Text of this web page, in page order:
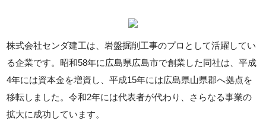
株式会社センダ建工は、岩盤掘削工事のプロとして活躍してい
る企業です。昭和58年に広島県広島市で創業した同社は、平成
4年には資本金を増資し、平成15年には広島県山県郡へ拠点を
移転しました。令和2年には代表者が代わり、さらなる事業の
拡大に成功しています。